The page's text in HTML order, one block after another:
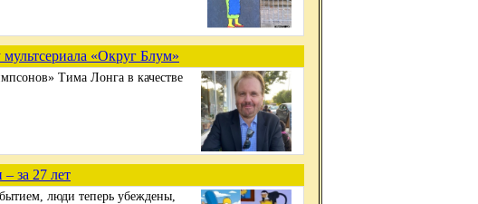
«Округ Блум»
Тима Лонга в качестве
за 27 лет
люди теперь убеждены,